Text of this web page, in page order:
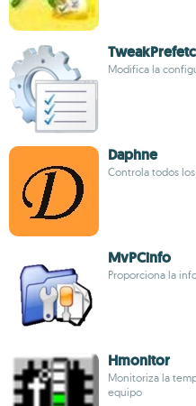
Modifica la
Daphne
Controla todos
MvPCinfo
Proporciona la
Hmonitor
Monitoriza la
equipo